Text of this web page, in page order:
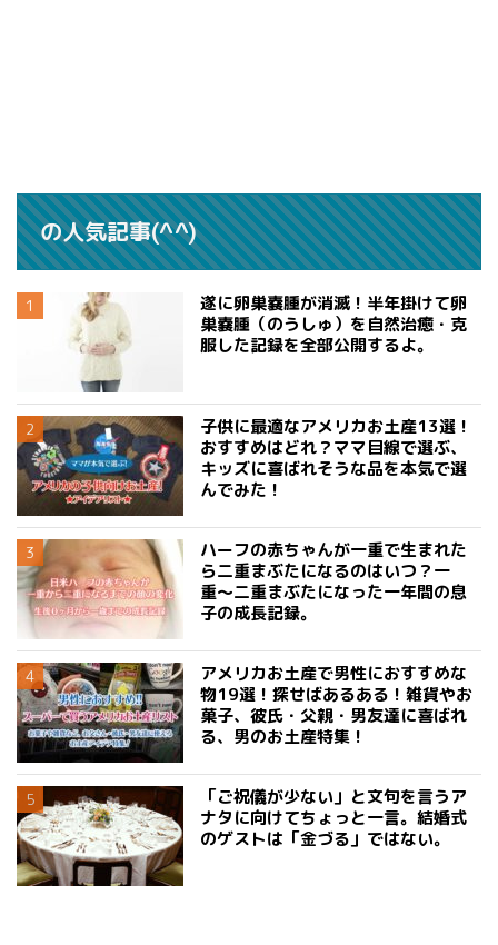
の人気記事(^^)
遂に卵巣嚢腫が消滅！半年掛けて卵
巣嚢腫（のうしゅ）を自然治癒・克
服した記録を全部公開するよ。
子供に最適なアメリカお土産13選！
おすすめはどれ？ママ目線で選ぶ、
キッズに喜ばれそうな品を本気で選
んでみた！
ハーフの赤ちゃんが一重で生まれた
ら二重まぶたになるのはいつ？一
重〜二重まぶたになった一年間の息
子の成長記録。
アメリカお土産で男性におすすめな
物19選！探せばあるある！雑貨やお
菓子、彼氏・父親・男友達に喜ばれ
る、男のお土産特集！
「ご祝儀が少ない」と文句を言うア
ナタに向けてちょっと一言。結婚式
のゲストは「金づる」ではない。